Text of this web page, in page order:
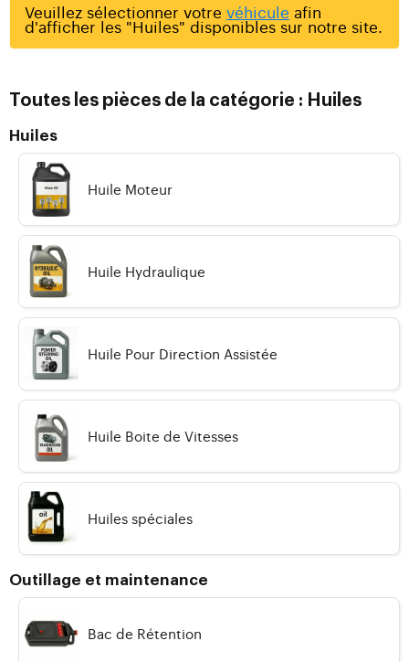
Veuillez sélectionner votre véhicule afin
d'afficher les "Huiles" disponibles sur notre site.
Toutes les pièces de la catégorie : Huiles
Huiles
Huile Moteur
Huile Hydraulique
Huile Pour Direction Assistée
Huile Boite de Vitesses
Huiles spéciales
Outillage et maintenance
Bac de Rétention